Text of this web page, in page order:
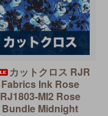
カットクロス RJR
Fabrics Ink Rose
RJ1803-MI2 Rose
Bundle Midnight